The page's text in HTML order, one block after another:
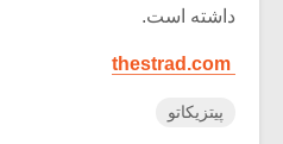
داشته است.
پیتزیکاتو